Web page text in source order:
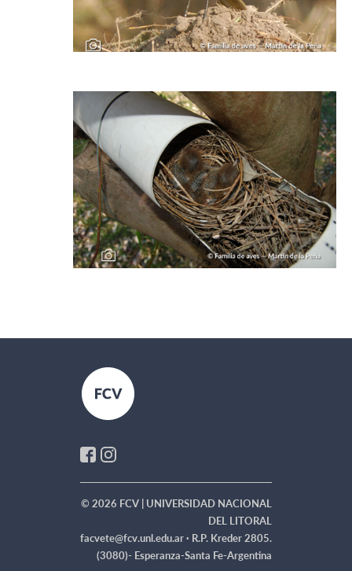
© 2026 FCV | UNIVERSIDAD NACIONAL
DEL LITORAL
facvete@fcv.unl.edu.ar · R.P. Kreder 2805.
(3080)- Esperanza-Santa Fe-Argentina